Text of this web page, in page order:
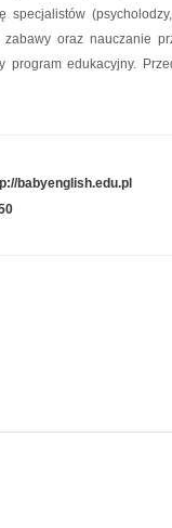
specjalistów
oraz nauczanie
program edukacyjny.
babyenglish.edu.pl